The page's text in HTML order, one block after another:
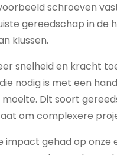
schroeven
gereedschap in
klussen.
snelheid en kracht
nodig is met een
Dit soort
om complexere
impact gehad op